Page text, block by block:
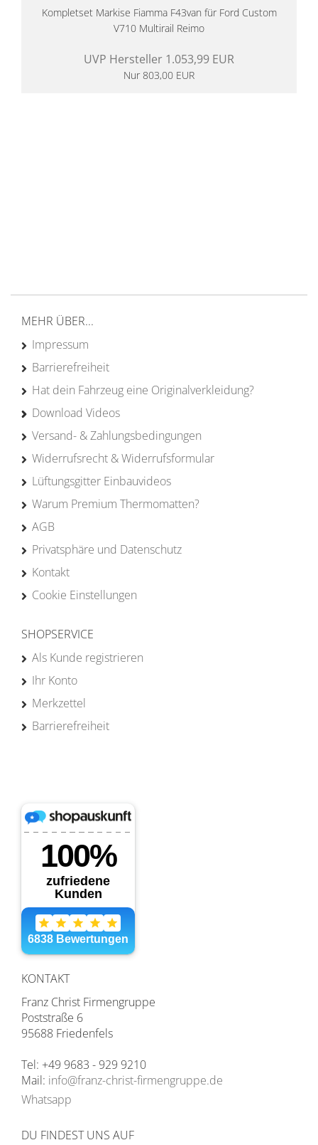
Kompletset Markise Fiamma F43van für Ford Custom
V710 Multirail Reimo
UVP Hersteller 1.053,99 EUR
Nur 803,00 EUR
MEHR ÜBER...
Impressum
Barrierefreiheit
Hat dein Fahrzeug eine Originalverkleidung?
Download Videos
Versand- & Zahlungsbedingungen
Widerrufsrecht & Widerrufsformular
Lüftungsgitter Einbauvideos
Warum Premium Thermomatten?
AGB
Privatsphäre und Datenschutz
Kontakt
Cookie Einstellungen
SHOPSERVICE
Als Kunde registrieren
Ihr Konto
Merkzettel
Barrierefreiheit
KONTAKT
Franz Christ Firmengruppe
Poststraße 6
95688 Friedenfels
Tel: +49 9683 - 929 9210
Mail: info@franz-christ-firmengruppe.de
Whatsapp
DU FINDEST UNS AUF